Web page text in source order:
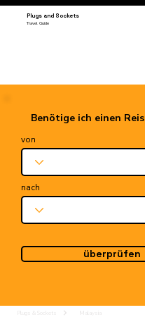
Plugs and Sockets
Travel Guide
Benötige ich einen
von
nach
überprüfen